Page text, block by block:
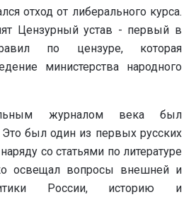
отход от либерального курса.
Цензурный устав - первый в
по цензуре, которая
министерства народного
журналом века был
Это был один из первых русских
со статьями по литературе
освещал вопросы внешней и
России, историю и